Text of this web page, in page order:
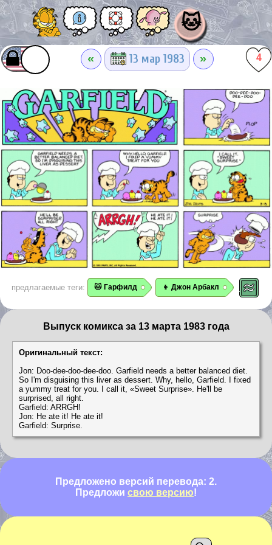
🐱
« 13 мар 1983 » 4
предлагаемые теги: 🐱 Гарфилд 👦 Джон Арбакл
Выпуск комикса за 13 марта 1983 года
Оригинальный текст:
Jon: Doo-dee-doo-dee-doo. Garfield needs a better balanced diet.
So I'm disguising this liver as dessert. Why, hello, Garfield. I fixed
a yummy treat for you. I call it, «Sweet Surprise». He'll be
surprised, all right.
Garfield: ARRGH!
Jon: He ate it! He ate it!
Garfield: Surprise.
Предложено версий перевода: 2.
Предложи свою версию!